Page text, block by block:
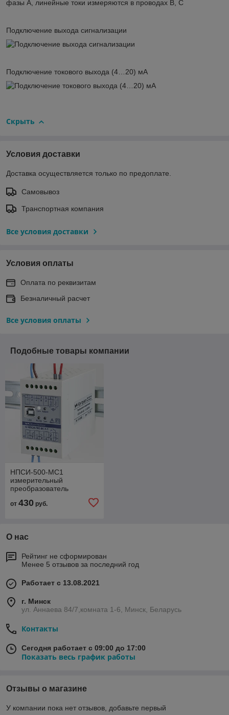
Подключение выхода сигнализации
Подключение токового выхода (4…20) мА
Скрыть
Условия доставки
Доставка осуществляется только по предоплате.
Самовывоз
Транспортная компания
Все условия доставки
Условия оплаты
Оплата по реквизитам
Безналичный расчет
Все условия оплаты
Подобные товары компании
НПСИ-500-МС1
измерительный
преобразователь
параметров однофазной
сети с RS-485 и USB
от 430 руб.
О нас
Рейтинг не сформирован
Менее 5 отзывов за последний год
Работает с 13.08.2021
г. Минск
ул. Аннаева 84/7,комната 1-6, Минск, Беларусь
Контакты
Сегодня работает с 09:00 до 17:00
Показать весь график работы
Отзывы о магазине
У компании пока нет отзывов, добавьте первый